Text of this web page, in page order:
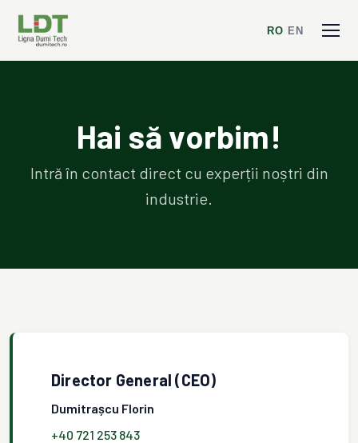
RO EN
Hai să vorbim!
Intră în contact direct cu experții noștri din
industrie.
Director General (CEO)
Dumitrașcu Florin
+40 721 253 843